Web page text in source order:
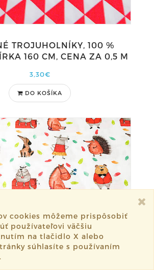
TROJUHOLNÍKY, 100 %
160 CM, CENA ZA 0,5 M
3,30€
DO KOŠÍKA
cookies môžeme prispôsobiť
používateľovi väčšiu
na tlačidlo X alebo
súhlasíte s používaním